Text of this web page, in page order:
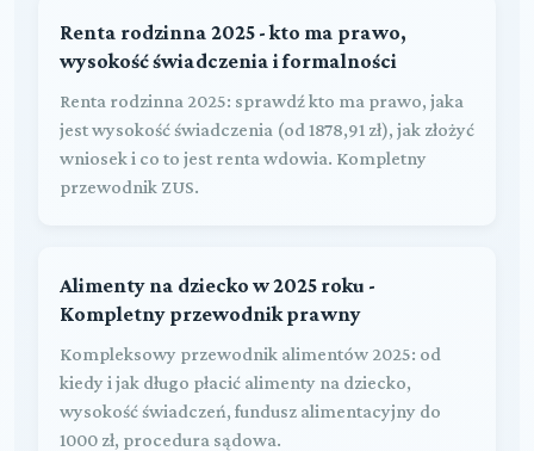
Renta rodzinna 2025 - kto ma prawo,
wysokość świadczenia i formalności
Renta rodzinna 2025: sprawdź kto ma prawo, jaka
jest wysokość świadczenia (od 1878,91 zł), jak złożyć
wniosek i co to jest renta wdowia. Kompletny
przewodnik ZUS.
Alimenty na dziecko w 2025 roku -
Kompletny przewodnik prawny
Kompleksowy przewodnik alimentów 2025: od
kiedy i jak długo płacić alimenty na dziecko,
wysokość świadczeń, fundusz alimentacyjny do
1000 zł, procedura sądowa.